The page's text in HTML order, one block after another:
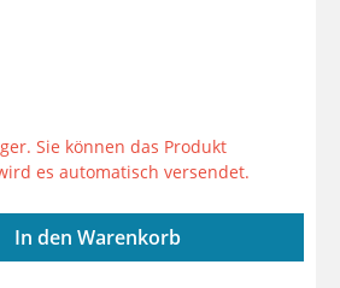
Sie können das Produkt
es automatisch versendet.
gewünschten Wert
In den Warenkorb